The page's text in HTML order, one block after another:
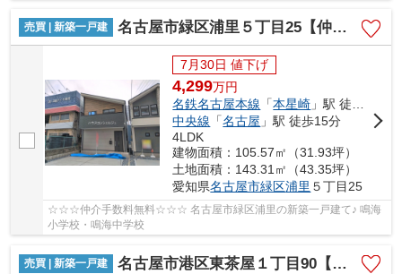
売買 | 新築一戸建 名古屋市緑区浦里５丁目25【仲介手数料無料】新築一戸建て 3号棟
7月30日 値下げ
4,299万円
名鉄名古屋本線 「本星崎 」駅 徒歩10分
中央線 「名古屋 」駅 徒歩15分
4LDK
建物面積：105.57㎡（31.93坪）
土地面積：143.31㎡（43.35坪）
愛知県名古屋市緑区浦里 ５丁目25
☆☆☆仲介手数料無料☆☆☆ 名古屋市緑区浦里の新築一戸建て♪ 鳴海
小学校・鳴海中学校
売買 | 新築一戸建 名古屋市港区東茶屋１丁目90【仲介手数料無料】新築一戸建て